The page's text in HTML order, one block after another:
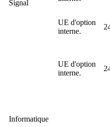
Signal
UE d'option
interne.
UE d'option
interne.
Informatique